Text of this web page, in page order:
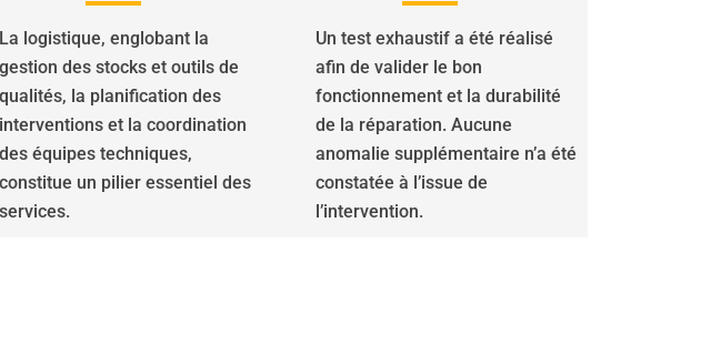
La logistique, englobant la
gestion des stocks et outils de
qualités, la planification des
interventions et la coordination
des équipes techniques,
constitue un pilier essentiel des
services.
Un test exhaustif a été réalisé
afin de valider le bon
fonctionnement et la durabilité
de la réparation. Aucune
anomalie supplémentaire n’a été
constatée à l’issue de
l’intervention.